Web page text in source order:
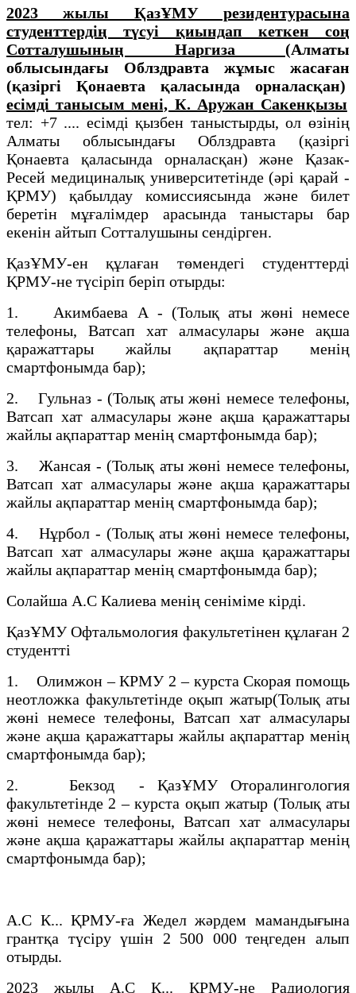
2023 жылы ҚазҰМУ резидентурасына
студенттердің түсуі қиындап кеткен соң
Сотталушының Наргиза (Алматы
облысындағы Облздравта жұмыс жасаған
(қазіргі Қонаевта қаласында орналасқан)
есімді танысым мені, К. Аружан Сакенқызы
тел: +7 .... есімді қызбен таныстырды, ол өзінің
Алматы облысындағы Облздравта (қазіргі
Қонаевта қаласында орналасқан) және Қазак-
Ресей медициналық университетінде (әрі қарай -
ҚРМУ) қабылдау комиссияcында және билет
беретін мұғалімдер арасында таныстары бар
екенін айтып Сотталушыны сендірген.
ҚазҰМУ-ен құлаған төмендегі студенттерді
ҚРМУ-не түсіріп беріп отырды:
1. Акимбаева А - (Толық аты жөні немесе
телефоны, Ватсап хат алмасулары және ақша
қаражаттары жайлы ақпараттар менің
смартфонымда бар);
2. Гульназ - (Толық аты жөні немесе телефоны,
Ватсап хат алмасулары және ақша қаражаттары
жайлы ақпараттар менің смартфонымда бар);
3. Жансая - (Толық аты жөні немесе телефоны,
Ватсап хат алмасулары және ақша қаражаттары
жайлы ақпараттар менің смартфонымда бар);
4. Нұрбол - (Толық аты жөні немесе телефоны,
Ватсап хат алмасулары және ақша қаражаттары
жайлы ақпараттар менің смартфонымда бар);
Солайша А.С Калиева менің сеніміме кірді.
ҚазҰМУ Офтальмология факультетінен құлаған 2
студентті
1. Олимжон – КРМУ 2 – курста Скорая помощь
неотложка факультетінде оқып жатыр(Толық аты
жөні немесе телефоны, Ватсап хат алмасулары
және ақша қаражаттары жайлы ақпараттар менің
смартфонымда бар);
2. Бекзод - ҚазҰМУ Оторалингология
факультетінде 2 – курста оқып жатыр (Толық аты
жөні немесе телефоны, Ватсап хат алмасулары
және ақша қаражаттары жайлы ақпараттар менің
смартфонымда бар);
А.С К... ҚРМУ-ға Жедел жәрдем мамандығына
грантқа түсіру үшін 2 500 000 теңгеден алып
отырды.
2023 жылы А.С К... ҚРМУ-не Радиология